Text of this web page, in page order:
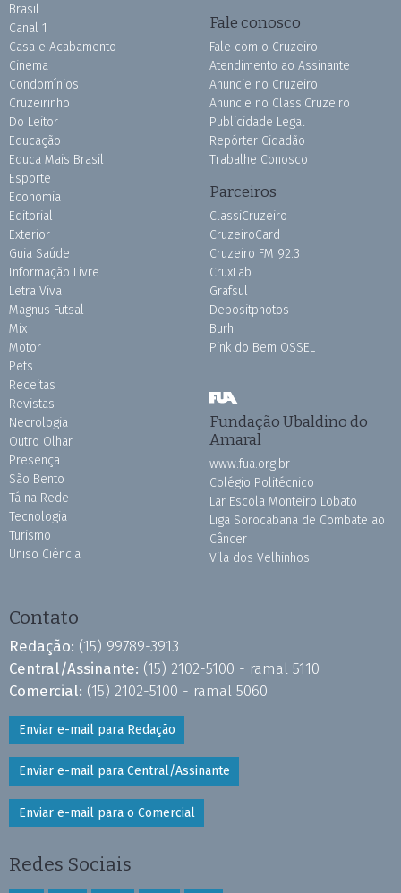
Brasil
Canal 1
Casa e Acabamento
Cinema
Condomínios
Cruzeirinho
Do Leitor
Educação
Educa Mais Brasil
Esporte
Economia
Editorial
Exterior
Guia Saúde
Informação Livre
Letra Viva
Magnus Futsal
Mix
Motor
Pets
Receitas
Revistas
Necrologia
Outro Olhar
Presença
São Bento
Tá na Rede
Tecnologia
Turismo
Uniso Ciência
Fale conosco
Fale com o Cruzeiro
Atendimento ao Assinante
Anuncie no Cruzeiro
Anuncie no ClassiCruzeiro
Publicidade Legal
Repórter Cidadão
Trabalhe Conosco
Parceiros
ClassiCruzeiro
CruzeiroCard
Cruzeiro FM 92.3
CruxLab
Grafsul
Depositphotos
Burh
Pink do Bem OSSEL
Fundação Ubaldino do
Amaral
www.fua.org.br
Colégio Politécnico
Lar Escola Monteiro Lobato
Liga Sorocabana de Combate ao
Câncer
Vila dos Velhinhos
Contato
Redação: (15) 99789-3913
Central/Assinante: (15) 2102-5100 - ramal 5110
Comercial: (15) 2102-5100 - ramal 5060
Enviar e-mail para Redação
Enviar e-mail para Central/Assinante
Enviar e-mail para o Comercial
Redes Sociais